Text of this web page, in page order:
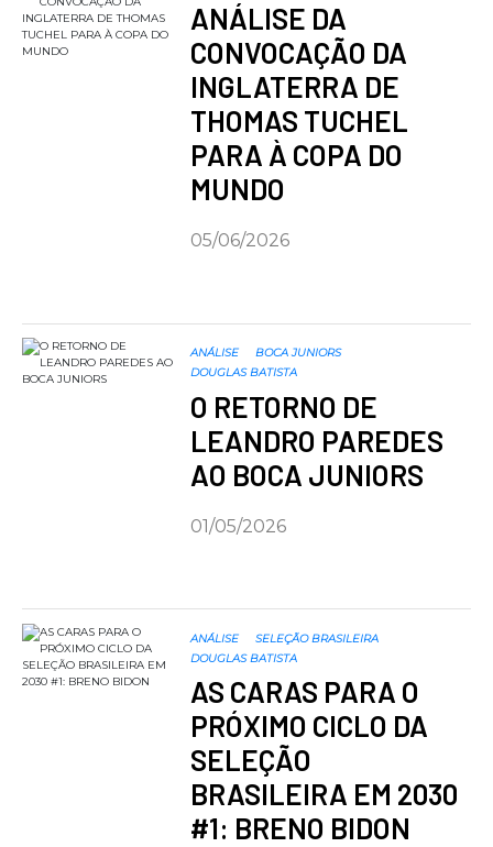
ANÁLISE DA
CONVOCAÇÃO DA
INGLATERRA DE
THOMAS TUCHEL
PARA À COPA DO
MUNDO
05/06/2026
ANÁLISE
BOCA JUNIORS
DOUGLAS BATISTA
O RETORNO DE
LEANDRO PAREDES
AO BOCA JUNIORS
01/05/2026
ANÁLISE
SELEÇÃO BRASILEIRA
DOUGLAS BATISTA
AS CARAS PARA O
PRÓXIMO CICLO DA
SELEÇÃO
BRASILEIRA EM 2030
#1: BRENO BIDON